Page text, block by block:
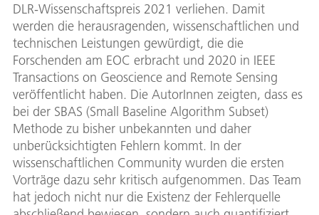
DLR-Wissenschaftspreis 2021 verliehen. Damit
werden die herausragenden, wissenschaftlichen und
technischen Leistungen gewürdigt, die die
Forschenden am EOC erbracht und 2020 in IEEE
Transactions on Geoscience and Remote Sensing
veröffentlicht haben. Die AutorInnen zeigten, dass es
bei der SBAS (Small Baseline Algorithm Subset)
Methode zu bisher unbekannten und daher
unberücksichtigten Fehlern kommt. In der
wissenschaftlichen Community wurden die ersten
Vorträge dazu sehr kritisch aufgenommen. Das Team
hat jedoch nicht nur die Existenz der Fehlerquelle